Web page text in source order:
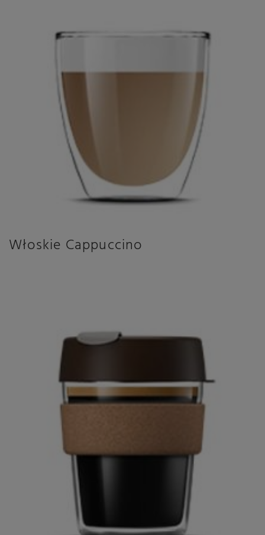
Włoskie Cappuccino